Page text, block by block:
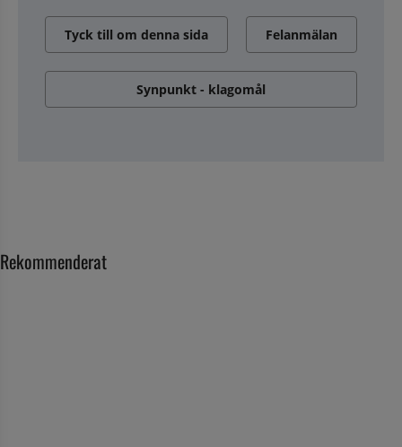
Tyck till om denna sida Felanmälan
Synpunkt - klagomål
Rekommenderat